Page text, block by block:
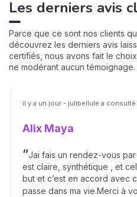
Les derniers avis
Parce que ce sont nos clients
découvrez les derniers avis
certifiés, nous avons fait le
ne modérant aucun témoignage.
il y a un jour - julibellule a consulté
Alix Maya
Jai fais un rendez-vous par
est claire, synthétique , et
but et c’est en accord avec
passe dans ma vie.Merci à